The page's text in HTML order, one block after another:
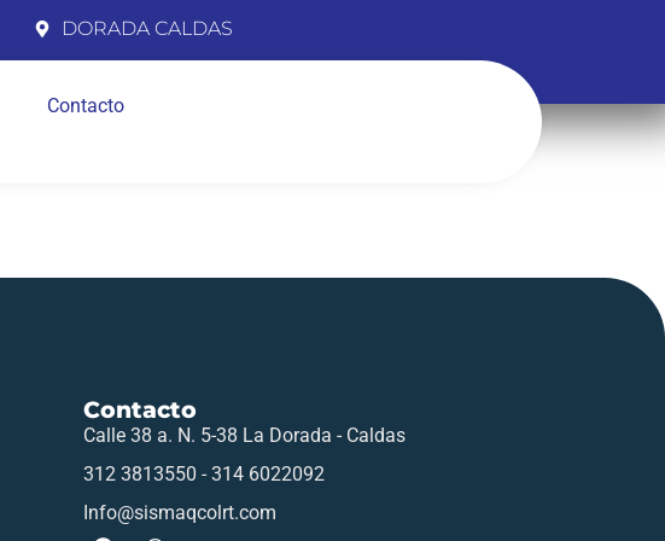
DORADA CALDAS
Contacto
Contacto
Calle 38 a. N. 5-38 La Dorada - Caldas
312 3813550 - 314 6022092
Info@sismaqcolrt.com